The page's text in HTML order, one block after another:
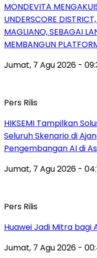
MONDEVITA
UNDERSCORE
MAGLIANO, SEBAGAI
MEMBANGUN
Jumat, 7 Agu 2026 -
Pers Rilis
HIKSEMI Tampilkan
Seluruh Skenario di
Pengembangan AI di
Jumat, 7 Agu 2026 -
Pers Rilis
Huawei Jadi Mitra bagi
Jumat, 7 Agu 2026 -